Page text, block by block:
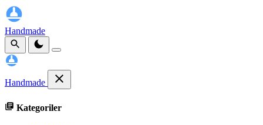
Handmade
Handmade
Kategoriler